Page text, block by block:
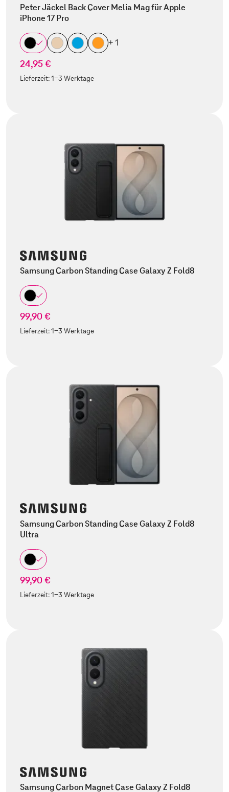
Peter Jäckel Back Cover Melia Mag für Apple
iPhone 17 Pro
+ 1
24,95 €
Lieferzeit:1-3 Werktage
Samsung Carbon Standing Case Galaxy Z Fold8
99,90 €
Lieferzeit:1-3 Werktage
Samsung Carbon Standing Case Galaxy Z Fold8
Ultra
99,90 €
Lieferzeit:1-3 Werktage
Samsung Carbon Magnet Case Galaxy Z Fold8